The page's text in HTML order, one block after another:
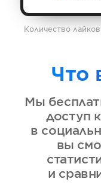
Количество
Что
Мы
доступ
в
вы
и